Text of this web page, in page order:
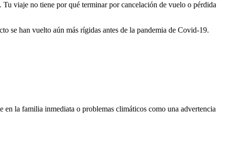
viaje no tiene por qué terminar por cancelación de vuelo o pérdida
se han vuelto aún más rígidas antes de la pandemia de Covid-19.
la familia inmediata o problemas climáticos como una advertencia